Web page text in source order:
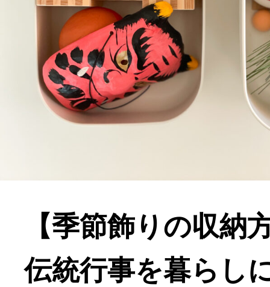
【季節飾りの収納
伝統行事を暮らし